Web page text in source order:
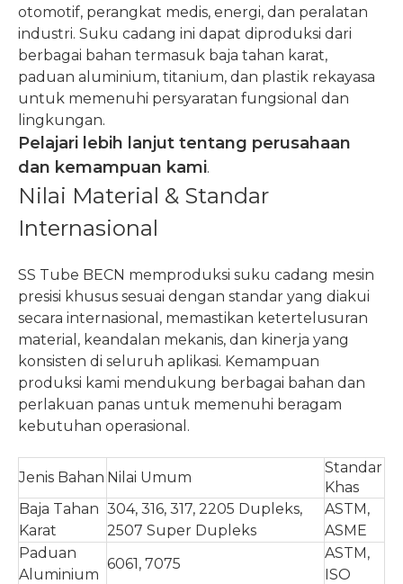
otomotif, perangkat medis, energi, dan peralatan
industri. Suku cadang ini dapat diproduksi dari
berbagai bahan termasuk baja tahan karat,
paduan aluminium, titanium, dan plastik rekayasa
untuk memenuhi persyaratan fungsional dan
lingkungan.
Pelajari lebih lanjut tentang perusahaan
dan kemampuan kami.
Nilai Material & Standar
Internasional
SS Tube BECN memproduksi suku cadang mesin
presisi khusus sesuai dengan standar yang diakui
secara internasional, memastikan ketertelusuran
material, keandalan mekanis, dan kinerja yang
konsisten di seluruh aplikasi. Kemampuan
produksi kami mendukung berbagai bahan dan
perlakuan panas untuk memenuhi beragam
kebutuhan operasional.
Jenis Bahan Nilai Umum
Standar
Khas
Baja Tahan
Karat
304, 316, 317, 2205 Dupleks,
2507 Super Dupleks
ASTM,
ASME
Paduan
Aluminium
6061, 7075
ASTM,
ISO